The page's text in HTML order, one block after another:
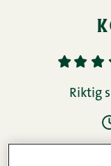
1 2 3
Riktig